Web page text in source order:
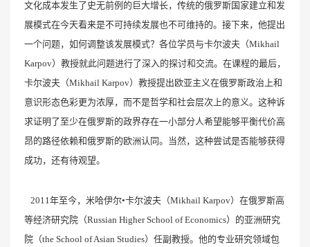
文化成本发生了史无前例的巨大增长，传统的俄罗斯国家建立和发
展模式在今天看来是不可持续发展也不可维持的。接下来，他提出
一个问题，如何调整该发展模式？各位学员与卡尔波夫（Mikhail
Karpov）教授就此问题进行了深入的探讨和交流。在课程的最后，
卡尔波夫（Mikhail Karpov）教授提出欧亚主义在俄罗斯政治上和
意识形态色彩更为浓厚，而不是哲学和社会层次上的意义。这种诉
求证明了至少在俄罗斯的政界存在一小部分人希望能够平衡代价高
昂的路径依赖和俄罗斯的欧洲认同。当然，这种尝试是否能够获得
成功，还有待观望。
2011年至今，米哈伊尔•卡尔波夫（Mikhail Karpov）在俄罗斯高
等经济研究院（Russian Higher School of Economics）的亚洲研究
院（the School of Asian Studies）任副教授。他的专业研究领域包